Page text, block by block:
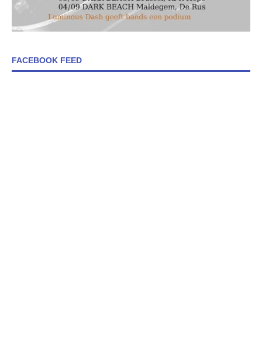
FACEBOOK FEED